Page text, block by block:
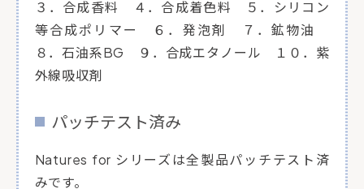
３．合成香料 ４．合成着色料 ５．シリコン
等合成ポリマー ６．発泡剤 ７．鉱物油
８．石油系BG ９．合成エタノール １０．紫
外線吸収剤
パッチテスト済み
Natures for シリーズは全製品パッチテスト済
みです。